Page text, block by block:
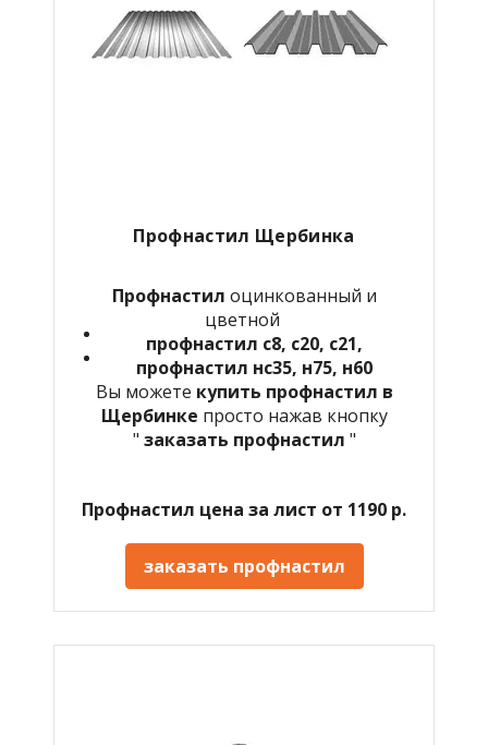
Профнастил Щербинка
Профнастил оцинкованный и
цветной
профнастил с8, с20, с21,
профнастил нс35, н75, н60
Вы можете купить профнастил в
Щербинке просто нажав кнопку
" заказать профнастил "
Профнастил цена за лист от 1190 р.
заказать профнастил